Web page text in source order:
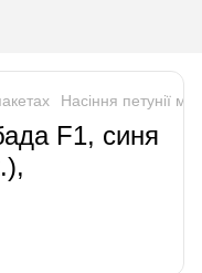
Насіння петунії
F1, синя